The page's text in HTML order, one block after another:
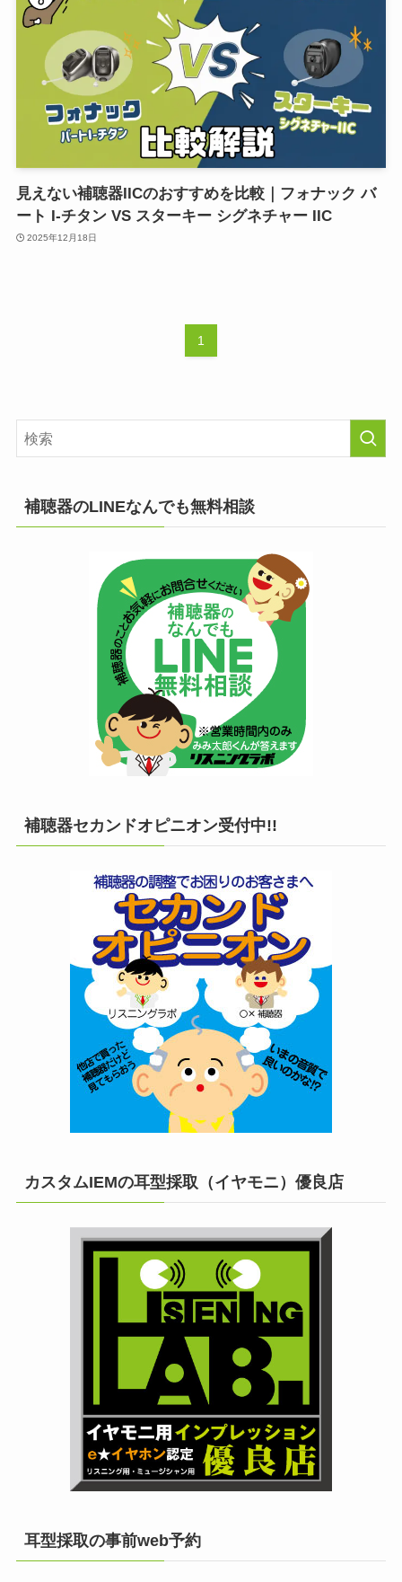
見えない補聴器IICのおすすめを比較｜フォナック バ
ート I-チタン VS スターキー シグネチャー IIC
2025年12月18日
1
補聴器のLINEなんでも無料相談
補聴器セカンドオピニオン受付中!!
カスタムIEMの耳型採取（イヤモニ）優良店
耳型採取の事前web予約